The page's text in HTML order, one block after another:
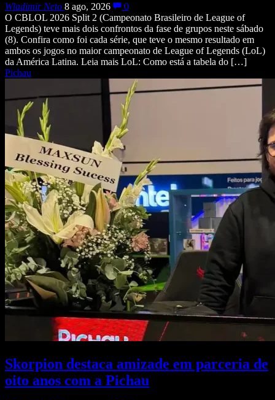
Wladimir Neto 8 ago, 2026
0
O CBLOL 2026 Split 2 (Campeonato Brasileiro de League of
Legends) teve mais dois confrontos da fase de grupos neste sábado
(8). Confira como foi cada série, que teve o mesmo resultado em
ambos os jogos no maior campeonato de League of Legends (LoL)
da América Latina. Leia mais LoL: Como está a tabela do […]
Pichau
Skorpion destaca amizade em parceria de
oito anos com a Pichau